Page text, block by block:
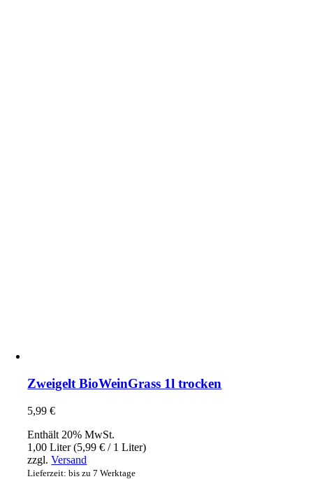
Zweigelt BioWeinGrass 1l trocken
5,99€
Enthält 20% MwSt.
1,00 Liter (5,99€ / 1 Liter)
zzgl.Versand
Lieferzeit: bis zu 7 Werktage